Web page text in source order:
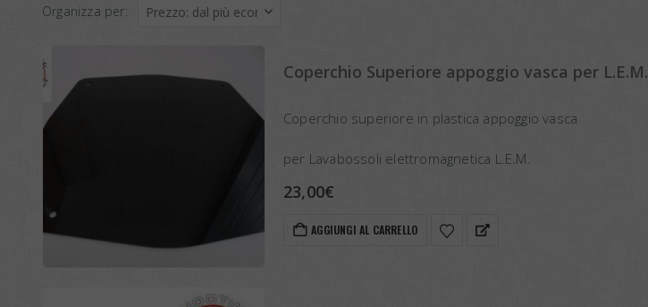
Organizza per:
Coperchio Superiore appoggio vasca per L.E.M.
Coperchio superiore in plastica appoggio vasca
per Lavabossoli elettromagnetica L.E.M.
23,00€
AGGIUNGI AL CARRELLO